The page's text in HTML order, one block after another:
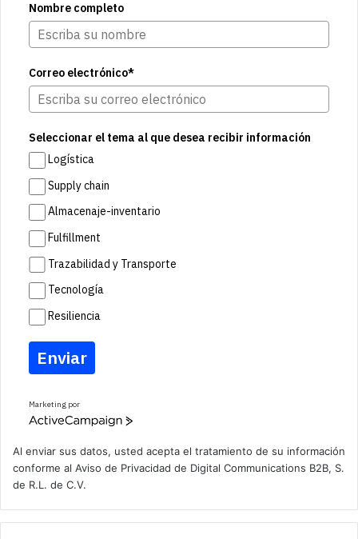
Nombre completo
Correo electrónico*
Seleccionar el tema al que desea recibir información
Logística
Supply chain
Almacenaje-inventario
Fulfillment
Trazabilidad y Transporte
Tecnología
Resiliencia
Enviar
Marketing por
A
v
e
a
m
Al enviar sus datos, usted acepta el tratamiento de su información
conforme al Aviso de Privacidad de Digital Communications B2B, S.
de R.L. de C.V.